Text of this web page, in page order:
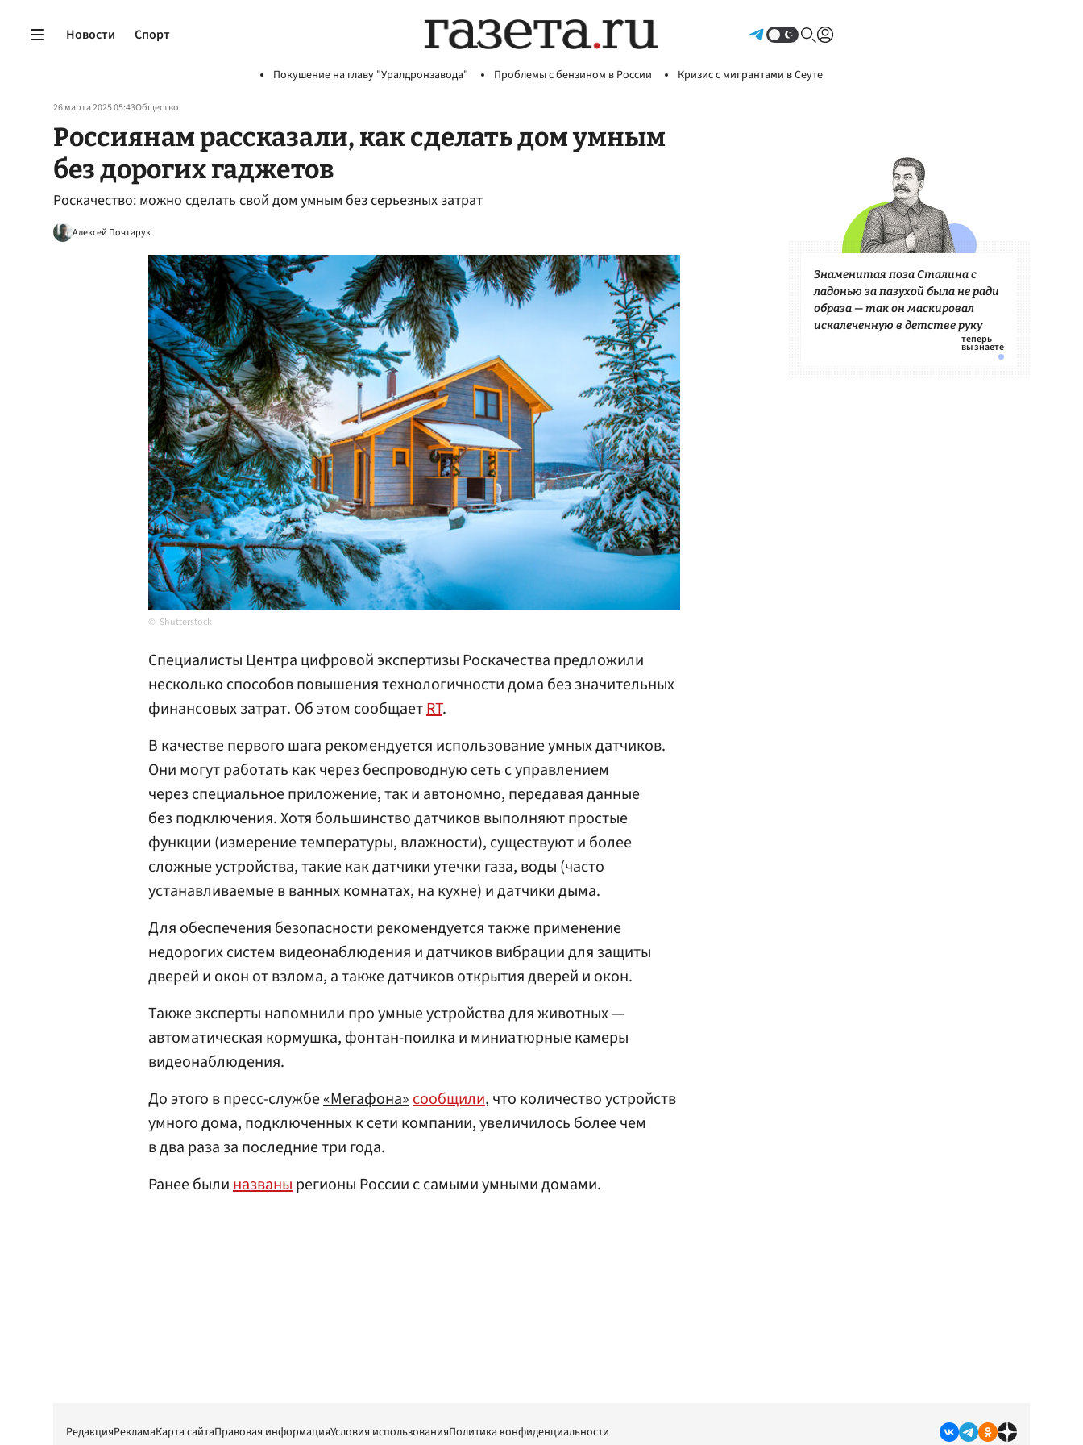
Новости Спорт
Покушение на главу "Уралдронзавода" Проблемы с бензином в России Кризис с мигрантами в Сеуте
26 марта 2025 05:43Общество
Россиянам рассказали, как сделать дом умным
без дорогих гаджетов
Роскачество: можно сделать свой дом умным без серьезных затрат
Алексей Почтарук
Shutterstock
Специалисты Центра цифровой экспертизы Роскачества предложили
несколько способов повышения технологичности дома без значительных
финансовых затрат. Об этом сообщаетRT.
В качестве первого шага рекомендуется использование умных датчиков.
Они могут работать как через беспроводную сеть с управлением
через специальное приложение, так и автономно, передавая данные
без подключения. Хотя большинство датчиков выполняют простые
функции (измерение температуры, влажности), существуют и более
сложные устройства, такие как датчики утечки газа, воды (часто
устанавливаемые в ванных комнатах, на кухне) и датчики дыма.
Для обеспечения безопасности рекомендуется также применение
недорогих систем видеонаблюдения и датчиков вибрации для защиты
дверей и окон от взлома, а также датчиков открытия дверей и окон.
Также эксперты напомнили про умные устройства для животных —
автоматическая кормушка, фонтан-поилка и миниатюрные камеры
видеонаблюдения.
До этого в пресс-службе«Мегафона»сообщили, что количество устройств
умного дома, подключенных к сети компании, увеличилось более чем
в два раза за последние три года.
Ранее былиназванырегионы России с самыми умными домами.
Знаменитая поза Сталина с
ладонью за пазухой была не ради
образа — так он маскировал
искалеченную в детстве руку
РедакцияРекламаКарта сайтаПравовая информацияУсловия использованияПолитика конфиденциальности